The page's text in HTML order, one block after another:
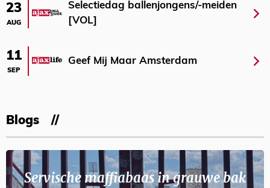
23
AUG
Selectiedag ballenjongens/-meiden
[VOL]
11
SEP
Geef Mij Maar Amsterdam
Blogs
Servische maffiabaas in grauwe bak